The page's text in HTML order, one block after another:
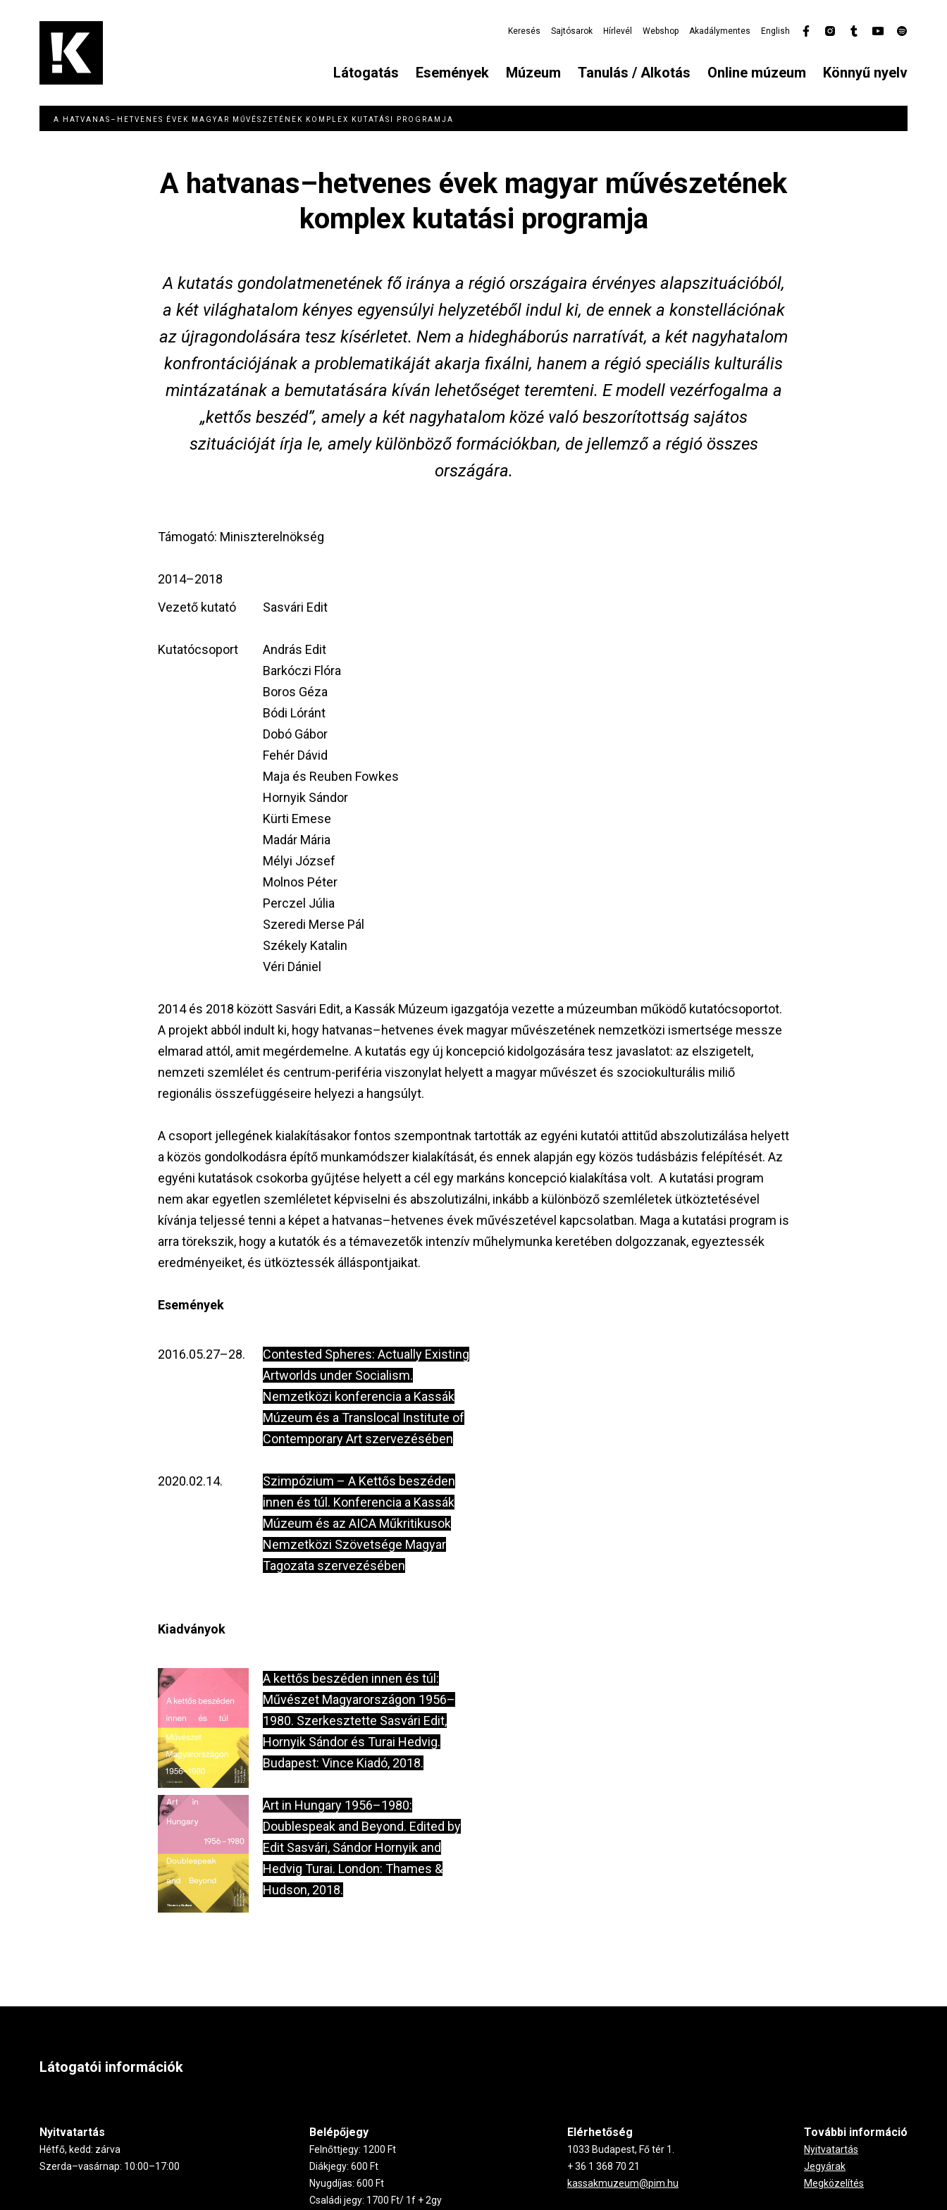
menu
Keresés Sajtósarok Hírlevél Webshop Akadálymentes English
navigation
Látogatás Események Múzeum Tanulás / Alkotás Online múzeum Könnyű nyelv
A HATVANAS–HETVENES ÉVEK MAGYAR MŰVÉSZETÉNEK KOMPLEX KUTATÁSI PROGRAMJA
A hatvanas–hetvenes évek magyar művészetének
komplex kutatási programja
A kutatás gondolatmenetének fő iránya a régió országaira érvényes alapszituációból,
a két világhatalom kényes egyensúlyi helyzetéből indul ki, de ennek a konstellációnak
az újragondolására tesz kísérletet. Nem a hidegháborús narratívát, a két nagyhatalom
konfrontációjának a problematikáját akarja fixálni, hanem a régió speciális kulturális
mintázatának a bemutatására kíván lehetőséget teremteni. E modell vezérfogalma a
„kettős beszéd”, amely a két nagyhatalom közé való beszorítottság sajátos
szituációját írja le, amely különböző formációkban, de jellemző a régió összes
országára.
Támogató: Miniszterelnökség
2014–2018
Vezető kutató
Sasvári Edit
Kutatócsoport
András Edit
Barkóczi Flóra
Boros Géza
Bódi Lóránt
Dobó Gábor
Fehér Dávid
Maja és Reuben Fowkes
Hornyik Sándor
Kürti Emese
Madár Mária
Mélyi József
Molnos Péter
Perczel Júlia
Szeredi Merse Pál
Székely Katalin
Véri Dániel
2014 és 2018 között Sasvári Edit, a Kassák Múzeum igazgatója vezette a múzeumban működő kutatócsoportot.
A projekt abból indult ki, hogy hatvanas–hetvenes évek magyar művészetének nemzetközi ismertsége messze
elmarad attól, amit megérdemelne. A kutatás egy új koncepció kidolgozására tesz javaslatot: az elszigetelt,
nemzeti szemlélet és centrum-periféria viszonylat helyett a magyar művészet és szociokulturális miliő
regionális összefüggéseire helyezi a hangsúlyt.
A csoport jellegének kialakításakor fontos szempontnak tartották az egyéni kutatói attitűd abszolutizálása helyett
a közös gondolkodásra építő munkamódszer kialakítását, és ennek alapján egy közös tudásbázis felépítését. Az
egyéni kutatások csokorba gyűjtése helyett a cél egy markáns koncepció kialakítása volt. A kutatási program
nem akar egyetlen szemléletet képviselni és abszolutizálni, inkább a különböző szemléletek ütköztetésével
kívánja teljessé tenni a képet a hatvanas–hetvenes évek művészetével kapcsolatban. Maga a kutatási program is
arra törekszik, hogy a kutatók és a témavezetők intenzív műhelymunka keretében dolgozzanak, egyeztessék
eredményeiket, és ütköztessék álláspontjaikat.
Események
2016.05.27–28.
Contested Spheres: Actually Existing
Artworlds under Socialism.
Nemzetközi konferencia a Kassák
Múzeum és a Translocal Institute of
Contemporary Art szervezésében
2020.02.14.
Szimpózium – A Kettős beszéden
innen és túl. Konferencia a Kassák
Múzeum és az AICA Műkritikusok
Nemzetközi Szövetsége Magyar
Tagozata szervezésében
Kiadványok
Image
A kettős beszéden innen és túl:
Művészet Magyarországon 1956–
1980. Szerkesztette Sasvári Edit,
Hornyik Sándor és Turai Hedvig.
Budapest: Vince Kiadó, 2018.
Image
Art in Hungary 1956–1980:
Doublespeak and Beyond. Edited by
Edit Sasvári, Sándor Hornyik and
Hedvig Turai. London: Thames &
Hudson, 2018.
Látogatói információk
Nyitvatartás
Hétfő, kedd: zárva
Szerda–vasárnap: 10:00–17:00
Belépőjegy
Felnőttjegy: 1200 Ft
Diákjegy: 600 Ft
Nyugdíjas: 600 Ft
Családi jegy: 1700 Ft/ 1f + 2gy
Elérhetőség
1033 Budapest, Fő tér 1.
+ 36 1 368 70 21
kassakmuzeum@pim.hu
További információ
Nyitvatartás
Jegyárak
Megközelítés